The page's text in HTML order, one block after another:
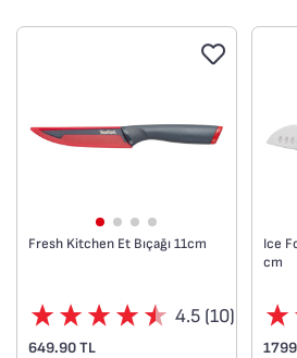
Fresh Kitchen Et Bıçağı 11cm
4.5 (10)
649.90 TL
Ice
cm